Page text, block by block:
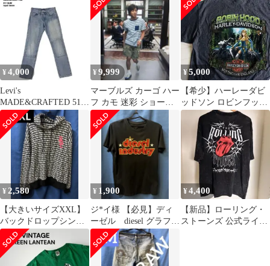
アメカジ 半袖 Tシャツ
YELLOW
¥ 4,000
Levi's
MADE&CRAFTED 511
鬼リペア テーパードデ
ニム
¥9,999
マーブルズ カーゴ ハー
フ カモ 迷彩 ショート
木村拓哉 キムタク
HERO
¥5,000
【希少】ハーレーダビ
ッドソン ロビンフッド
ピンナップガール 両面
プリントT
¥ 2,580
【大きいサイズXXL】
バックドロップシンデ
レラ／RIPDWコラボ
パーカー
¥ 1,900
ジ*イ様 【必見】ディ
ーゼル diesel グラフィ
ックTシャツ 黒 ロゴ
いたみ
¥4,400
【新品】ローリング・
ストーンズ 公式ライセ